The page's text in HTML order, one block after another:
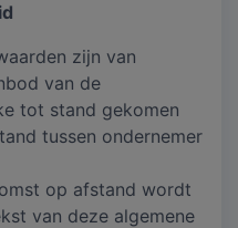
zijn van
van de
tot stand gekomen
tussen ondernemer
op afstand wordt
van deze algemene